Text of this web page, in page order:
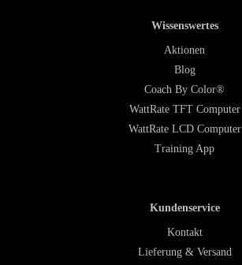
Wissenswertes
Aktionen
Blog
Coach By Color®
WattRate TFT Computer
WattRate LCD Computer
Training App
Kundenservice
Kontakt
Lieferung & Versand